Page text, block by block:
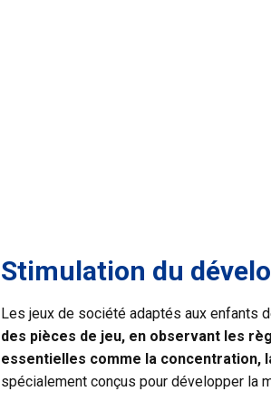
Stimulation du
Les jeux de société adaptés aux enfants
des pièces de jeu, en observant les
essentielles comme la concentration,
spécialement conçus pour développer la